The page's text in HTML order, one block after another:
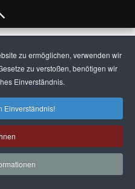
zu ermöglichen, verwenden wir
zu verstoßen, benötigen wir
Einverständnis.
Einverständnis!